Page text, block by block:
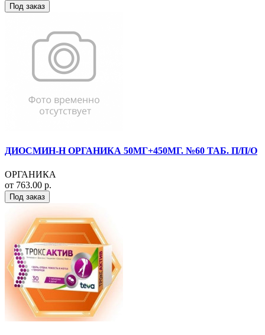
Под заказ
ДИОСМИН-Н ОРГАНИКА 50МГ+450МГ. №60 ТАБ. П/П/О
ОРГАНИКА
от 763.00 р.
Под заказ